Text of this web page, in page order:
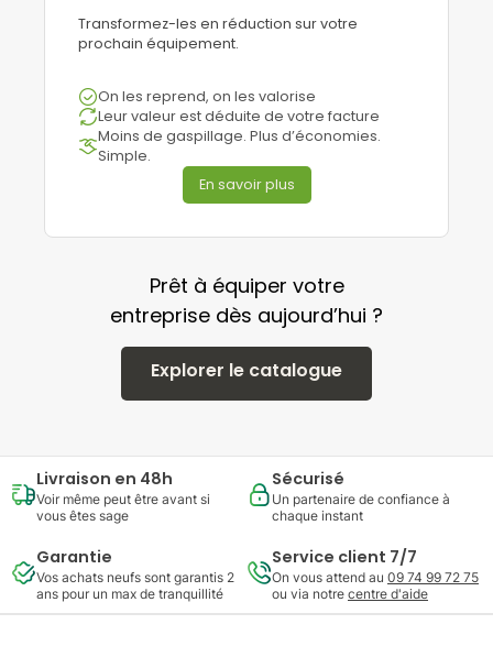
Transformez-les en réduction sur votre
prochain équipement.
On les reprend, on les valorise
Leur valeur est déduite de votre facture
Moins de gaspillage. Plus d’économies.
Simple.
En savoir plus
Prêt à équiper votre
entreprise dès aujourd’hui ?
Explorer le catalogue
Livraison en 48h
Voir même peut être avant si
vous êtes sage
Sécurisé
Un partenaire de confiance à
chaque instant
Garantie
Vos achats neufs sont garantis 2
ans pour un max de tranquillité
Service client 7/7
On vous attend au 09 74 99 72 75
ou via notre centre d'aide